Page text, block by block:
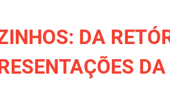
DA
DE BUSCA